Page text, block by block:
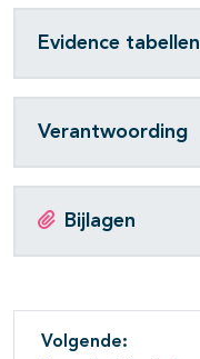
Evidence tabellen
Verantwoording
Bijlagen
Volgende: